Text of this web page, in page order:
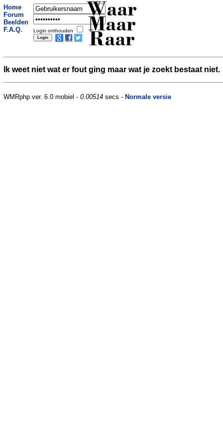
Home
Forum
Beelden
F.A.Q.
Login onthouden
Waar
Maar
Raar
Ik weet niet wat er fout ging maar wat je zoekt bestaat niet.
WMRphp ver. 6.0 mobiel - 0.00514 secs - Normale versie